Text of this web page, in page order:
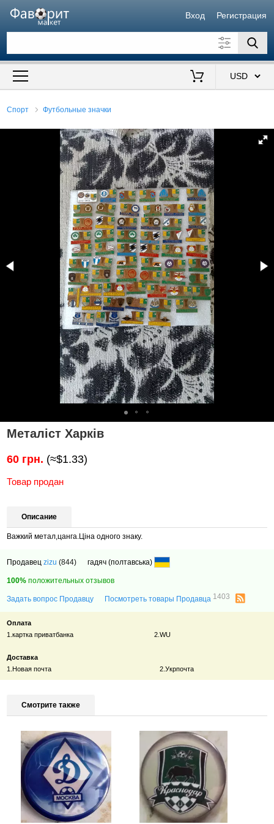
Вход Регистрация
Искать также в описании
Спорт Футбольные значки
Металіст Харків
60 грн. (≈$1.33)
Товар продан
Описание
Важкий метал,цанга.Ціна одного знаку.
Продавецzizu (844) гадяч (полтавська)
100% положительных отзывов
Задать вопрос Продавцу Посмотреть товары Продавца 1403
Оплата
1.картка приватбанка 2.WU
Доставка
1.Новая почта 2.Укрпочта
Смотрите также